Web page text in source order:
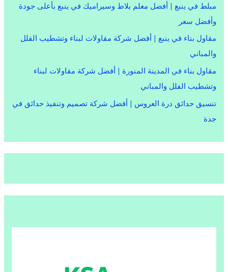
مبلط في ينبع | أفضل معلم بلاط وسيراميك في ينبع بأعلى جودة
وأفضل سعر
مقاول بناء في ينبع | أفضل شركة مقاولات لبناء وتشطيب الفلل
والمباني
مقاول بناء في المدينة المنورة | أفضل شركة مقاولات لبناء
وتشطيب الفلل والمباني
تنسيق حدائق درة العروس | أفضل شركة تصميم وتنفيذ حدائق في
جدة